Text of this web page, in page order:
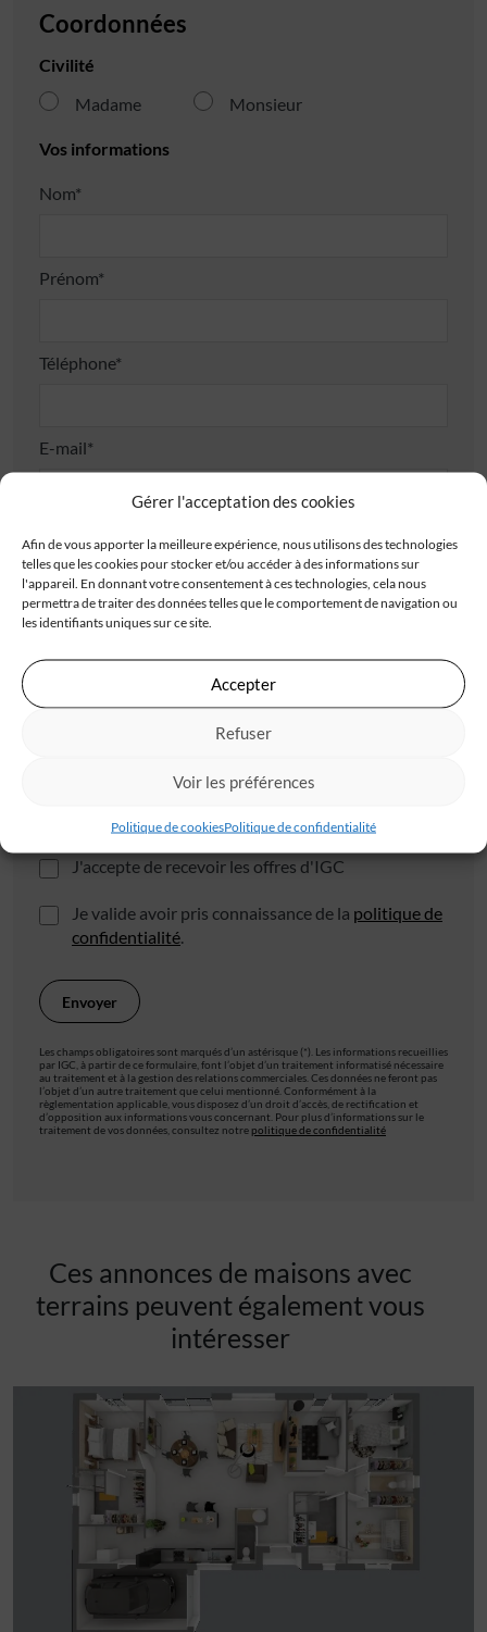
Gérer l'acceptation des cookies
Afin de vous apporter la meilleure expérience, nous utilisons des technologies
telles que les cookies pour stocker et/ou accéder à des informations sur
l'appareil. En donnant votre consentement à ces technologies, cela nous
permettra de traiter des données telles que le comportement de navigation ou
les identifiants uniques sur ce site.
Accepter
Refuser
Voir les préférences
Politique de cookiesPolitique de confidentialité
Coordonnées
Civilité
Madame
Monsieur
Vos informations
Nom*
Prénom*
Téléphone*
E-mail*
J'accepte de recevoir les offres d'IGC
Je valide avoir pris connaissance de la politique de
confidentialité.
Les champs obligatoires sont marqués d’un astérisque (*). Les informations recueillies
par IGC, à partir de ce formulaire, font l’objet d’un traitement informatisé nécessaire
au traitement et à la gestion des relations commerciales. Ces données ne feront pas
l’objet d’un autre traitement que celui mentionné. Conformément à la
règlementation applicable, vous disposez d’un droit d’accès, de rectification et
d’opposition aux informations vous concernant. Pour plus d’informations sur le
traitement de vos données, consultez notre politique de confidentialité
Ces annonces de maisons avec
terrains peuvent également vous
intéresser